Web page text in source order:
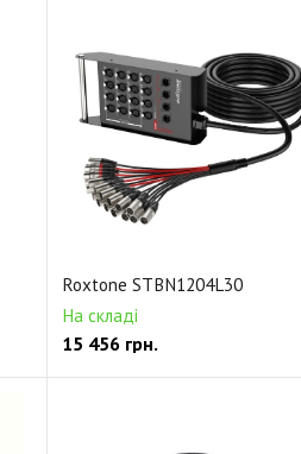
Roxtone STBN1204L30
На складі
15 456грн.